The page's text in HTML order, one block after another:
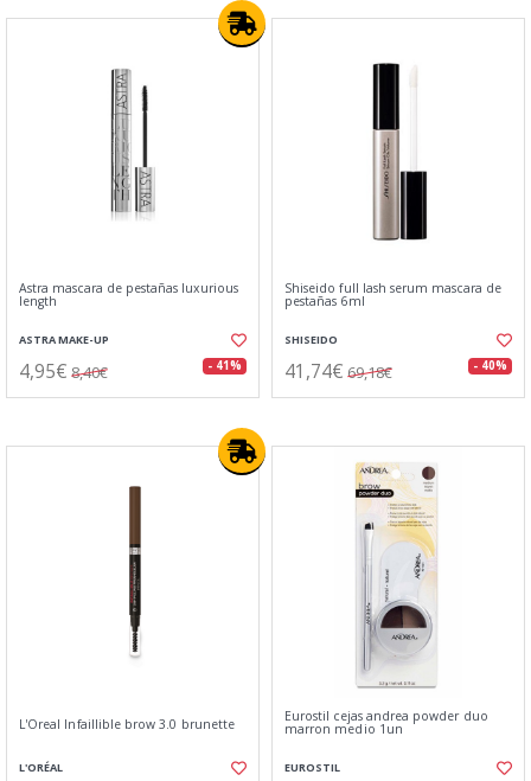
Astra mascara de pestañas luxurious
length
ASTRA MAKE-UP
4,95€ 8,40€ - 41%
Shiseido full lash serum mascara de
pestañas 6ml
SHISEIDO
41,74€ 69,18€ - 40%
L'Oreal Infaillible brow 3.0 brunette
L'ORÉAL
Eurostil cejas andrea powder duo
marron medio 1un
EUROSTIL